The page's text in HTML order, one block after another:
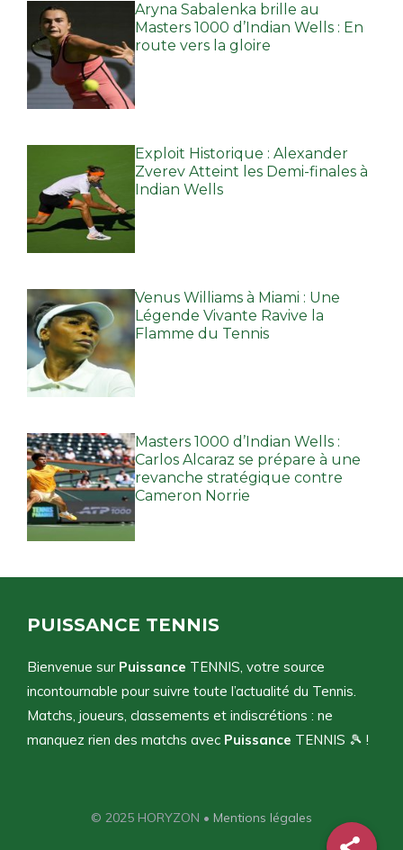
Aryna Sabalenka brille au
Masters 1000 d’Indian Wells : En
route vers la gloire
Exploit Historique : Alexander
Zverev Atteint les Demi-finales à
Indian Wells
Venus Williams à Miami : Une
Légende Vivante Ravive la
Flamme du Tennis
Masters 1000 d’Indian Wells :
Carlos Alcaraz se prépare à une
revanche stratégique contre
Cameron Norrie
PUISSANCE TENNIS
Bienvenue sur Puissance TENNIS, votre source
incontournable pour suivre toute l’actualité du Tennis.
Matchs, joueurs, classements et indiscrétions : ne
manquez rien des matchs avec Puissance TENNIS 🎾 !
© 2025 HORYZON • Mentions légales